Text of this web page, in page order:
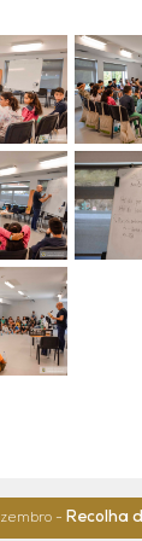
Recolha de